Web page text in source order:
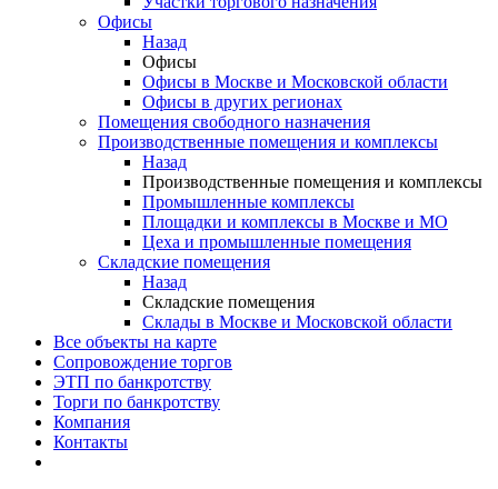
Офисы
Назад
Офисы
Офисы в Москве и Московской области
Офисы в других регионах
Помещения свободного назначения
Производственные помещения и комплексы
Назад
Производственные помещения и комплексы
Промышленные комплексы
Площадки и комплексы в Москве и МО
Цеха и промышленные помещения
Складские помещения
Назад
Складские помещения
Склады в Москве и Московской области
Все объекты на карте
Сопровождение торгов
ЭТП по банкротству
Торги по банкротству
Компания
Контакты